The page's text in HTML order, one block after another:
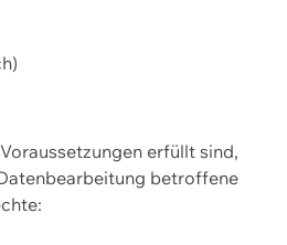
erfüllt sind,
betroffene